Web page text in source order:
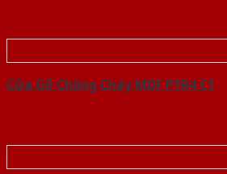
Cửa Gỗ Chống Cháy MDF P1R4 C1